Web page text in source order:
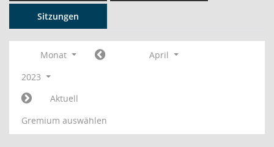
Sitzungen
Monat
April
2023
Aktuell
Gremium auswählen